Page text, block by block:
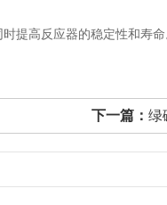
提高反应器的稳定性和寿命
下一篇： 绿